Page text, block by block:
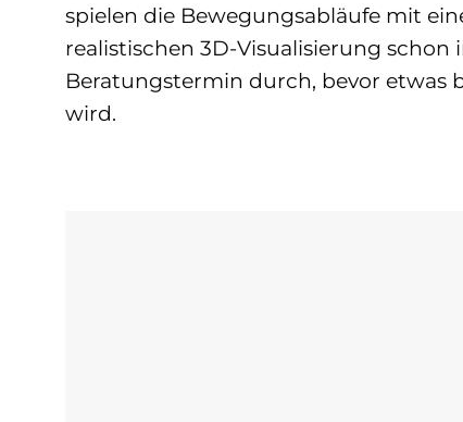
spielen die Bewegungsabläufe mit
realistischen 3D-Visualisierung schon
Beratungstermin durch, bevor etwas
wird.